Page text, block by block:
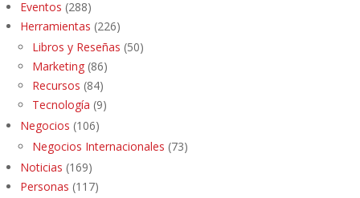
Eventos (288)
Herramientas (226)
Libros y Reseñas (50)
Marketing (86)
Recursos (84)
Tecnología (9)
Negocios (106)
Negocios Internacionales (73)
Noticias (169)
Personas (117)